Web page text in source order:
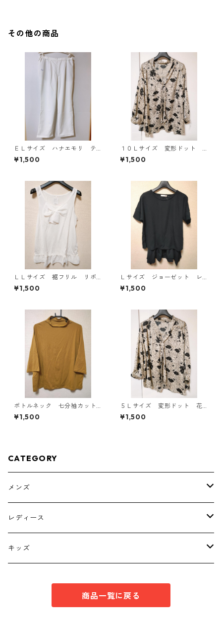
その他の商品
ＥＬサイズ ハナエモリ テ
ーパードパンツ ナース ホ
ワイト KAE-4159
¥1,500
１０Ｌサイズ 変形ドット
花柄 ボウタイブラウス オ
フホワイト KAE-4772
¥1,500
ＬＬサイズ 裾フリル リボ
ン付きタンクトップ オフホ
ワイト KAE-4781
¥1,500
Ｌサイズ ジョーゼット レ
イヤード風プルオーバー ブ
ラック KAE-4792
¥1,500
ボトルネック 七分袖カット
ソー ４Ｌ マスタード KA
E-4818
¥1,500
５Ｌサイズ 変形ドット 花
柄 ボウタイブラウス オフ
ホワイト KAE-4763
¥1,500
CATEGORY
メンズ
トップス
ボトムス
レディース
トップス
キッズ
商品一覧に戻る